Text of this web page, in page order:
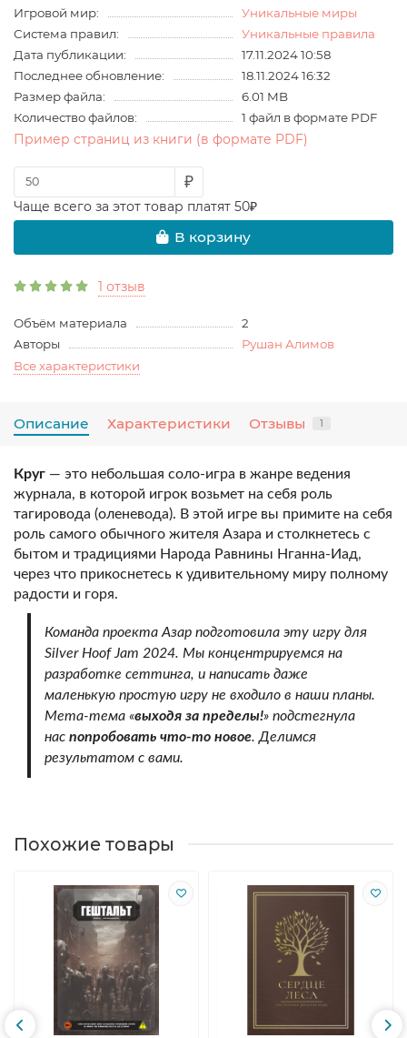
Игровой мир:
Уникальные миры
Система правил:
Уникальные правила
Дата публикации:
17.11.2024 10:58
Последнее обновление:
18.11.2024 16:32
Размер файла:
6.01 MB
Количество файлов:
1 файл в формате PDF
Пример страниц из книги (в формате PDF)
₽
Чаще всего за этот товар платят 50₽
В корзину
1 отзыв
Объём материала
2
Авторы
Рушан Алимов
Все характеристики
Описание Характеристики Отзывы 1
Круг — это небольшая соло-игра в жанре ведения
журнала, в которой игрок возьмет на себя роль
тагировода (оленевода). В этой игре вы примите на себя
роль самого обычного жителя Азара и столкнетесь с
бытом и традициями Народа Равнины Нганна-Иад,
через что прикоснетесь к удивительному миру полному
радости и горя.
Команда проекта Азар подготовила эту игру для
Silver Hoof Jam 2024. Мы концентрируемся на
разработке сеттинга, и написать даже
маленькую простую игру не входило в наши планы.
Мета-тема «выходя за пределы!» подстегнула
нас попробовать что-то новое. Делимся
результатом с вами.
Похожие товары